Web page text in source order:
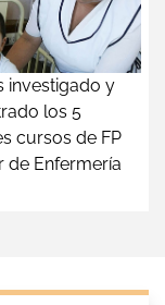
investigado y
los 5
cursos de FP
de Enfermería